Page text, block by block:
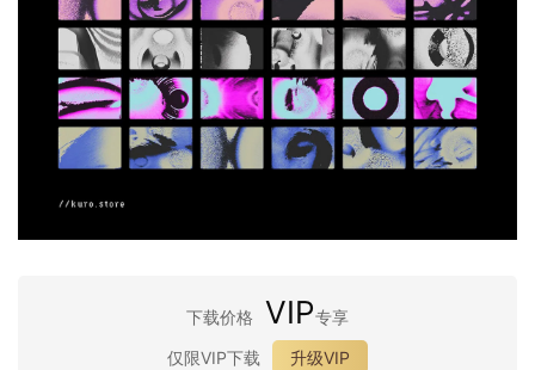
下载价格 VIP专享
仅限VIP下载
升级VIP